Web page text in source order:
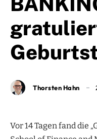
Thorsten Hahn
Vor 14 Tagen fand die